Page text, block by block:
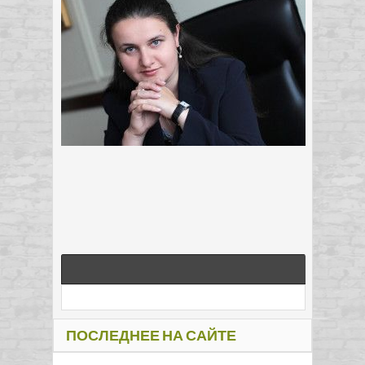
ПОСЛЕДНЕЕ НА САЙТЕ